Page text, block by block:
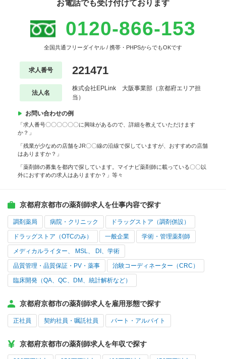
お電話でも受け付けております
0120-866-153
全国共通フリーダイヤル / 携帯・PHPSからでもOKです
求人番号 221471
法人名
株式会社EPLink 大阪事業部（京都府エリア担
当）
お問い合わせの例
「求人番号〇〇〇〇〇〇に興味があるので、詳細を教えていただけます
か？」
「残業が少なめの店舗をJR〇〇線の沿線で探していますが、おすすめの店舗
はありますか？」
「薬剤師の募集を都内で探しています。マイナビ薬剤師に載っている〇〇以
外におすすめの求人はありますか？」等々
京都府京都市の薬剤師求人を仕事内容で探す
調剤薬局 病院・クリニック ドラッグストア（調剤併設）
ドラッグストア（OTCのみ） 一般企業 学術・管理薬剤師
メディカルライター、 MSL、 DI、学術
品質管理・品質保証・PV・薬事 治験コーディネーター（CRC）
臨床開発（QA、QC、DM、統計解析など）
京都府京都市の薬剤師求人を雇用形態で探す
正社員 契約社員・嘱託社員 パート・アルバイト
京都府京都市の薬剤師求人を年収で探す